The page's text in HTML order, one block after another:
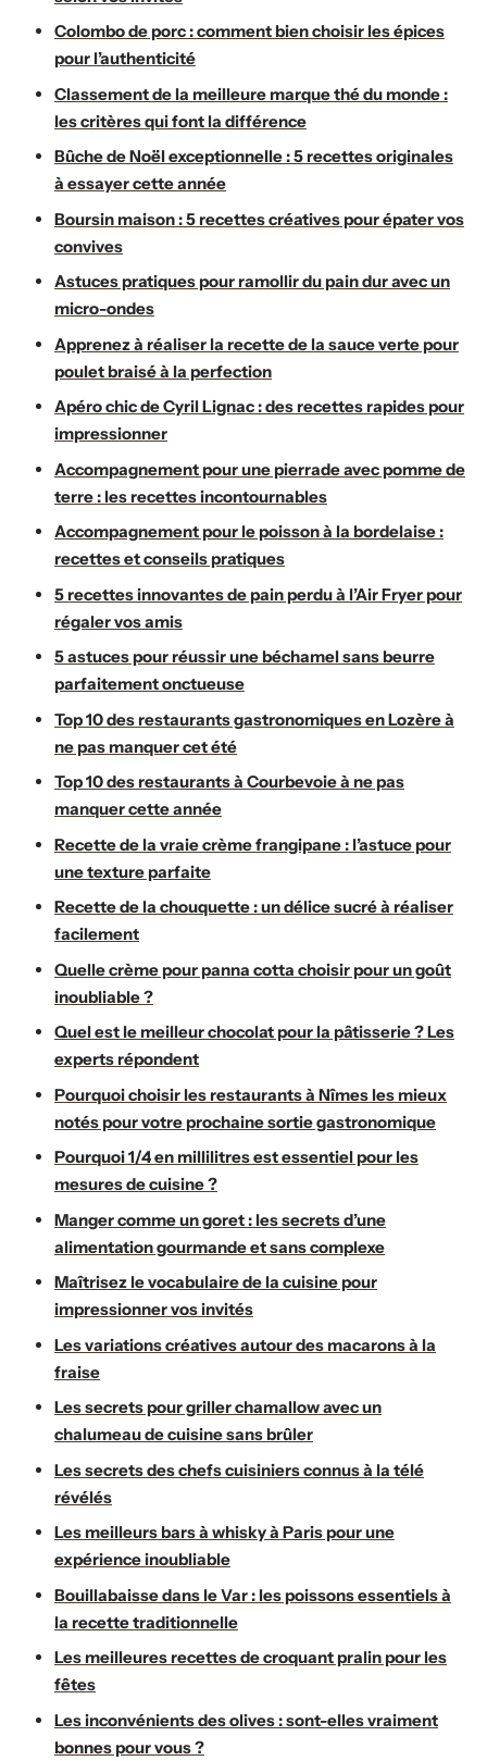
Colombo de porc : comment bien choisir les épices
pour l’authenticité
Classement de la meilleure marque thé du monde :
les critères qui font la différence
Bûche de Noël exceptionnelle : 5 recettes originales
à essayer cette année
Boursin maison : 5 recettes créatives pour épater vos
convives
Astuces pratiques pour ramollir du pain dur avec un
micro-ondes
Apprenez à réaliser la recette de la sauce verte pour
poulet braisé à la perfection
Apéro chic de Cyril Lignac : des recettes rapides pour
impressionner
Accompagnement pour une pierrade avec pomme de
terre : les recettes incontournables
Accompagnement pour le poisson à la bordelaise :
recettes et conseils pratiques
5 recettes innovantes de pain perdu à l’Air Fryer pour
régaler vos amis
5 astuces pour réussir une béchamel sans beurre
parfaitement onctueuse
Top 10 des restaurants gastronomiques en Lozère à
ne pas manquer cet été
Top 10 des restaurants à Courbevoie à ne pas
manquer cette année
Recette de la vraie crème frangipane : l’astuce pour
une texture parfaite
Recette de la chouquette : un délice sucré à réaliser
facilement
Quelle crème pour panna cotta choisir pour un goût
inoubliable ?
Quel est le meilleur chocolat pour la pâtisserie ? Les
experts répondent
Pourquoi choisir les restaurants à Nîmes les mieux
notés pour votre prochaine sortie gastronomique
Pourquoi 1/4 en millilitres est essentiel pour les
mesures de cuisine ?
Manger comme un goret : les secrets d’une
alimentation gourmande et sans complexe
Maîtrisez le vocabulaire de la cuisine pour
impressionner vos invités
Les variations créatives autour des macarons à la
fraise
Les secrets pour griller chamallow avec un
chalumeau de cuisine sans brûler
Les secrets des chefs cuisiniers connus à la télé
révélés
Les meilleurs bars à whisky à Paris pour une
expérience inoubliable
Bouillabaisse dans le Var : les poissons essentiels à
la recette traditionnelle
Les meilleures recettes de croquant pralin pour les
fêtes
Les inconvénients des olives : sont-elles vraiment
bonnes pour vous ?